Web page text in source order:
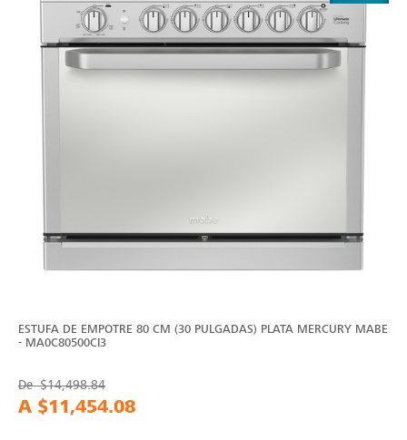
ESTUFA DE EMPOTRE 80 CM (30 PULGADAS) PLATA MERCURY MABE
- MA0C80500CI3
De$14,498.84
A $11,454.08